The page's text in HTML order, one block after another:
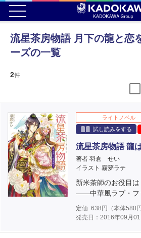
流星茶房物語 月下の龍と恋
ーズの一覧
2件
ライトノベル
試し読みをする
流星茶房物語 龍
著者 羽倉 せい
イラスト 霧夢ラテ
新米茶師のお役目
――中華風ラブ・フ
定価 638 円（本体580
発売日：2016年09月01